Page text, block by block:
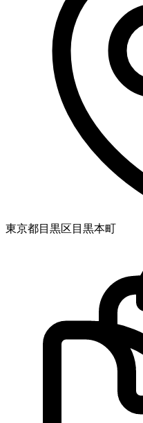
東京都目黒区目黒本町